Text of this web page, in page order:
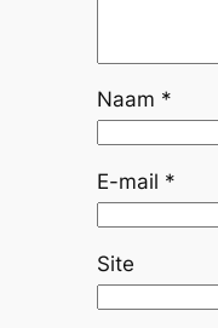
Naam *
E-mail *
Site